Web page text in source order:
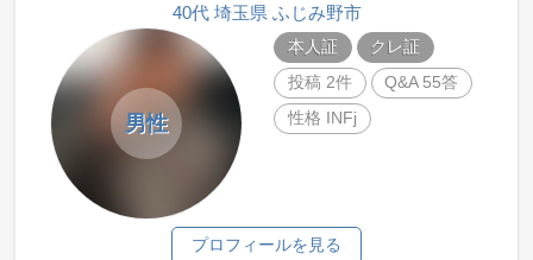
40代 埼玉県 ふじみ野市
男性
本人証
クレ証
投稿 2件
Q&A 55答
性格 INFj
プロフィールを見る